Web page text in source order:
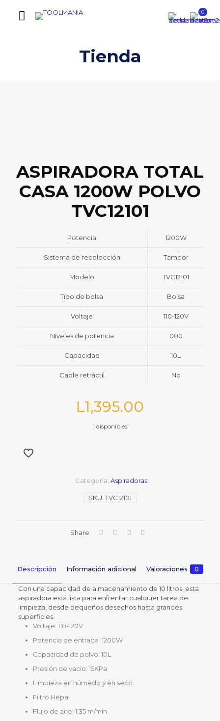
0
Tienda
ASPIRADORA TOTAL
CASA 1200W POLVO
TVC12101
Potencia 1200W
Sistema de recolección Tambor
Modelo TVC12101
Tipo de bolsa Bolsa
Voltaje 110-120V
Niveles de potencia 000
Capacidad 10L
Cable retráctil No
L1,395.00
1 disponibles
SKU:TVC12101
Categoría: Aspiradoras
Share
Descripción Información adicional Valoraciones 0
Con una capacidad de almacenamiento de 10 litros, esta
aspiradora está lista para enfrentar cualquier tarea de
limpieza, desde pequeños desechos hasta grandes
superficies.
Voltaje: 110-120V
Potencia de entrada: 1200W
Capacidad de polvo: 10L
Presión de vacío: 15KPa
Limpieza en húmedo y en seco
Filtro Hepa
Flujo de aire: 1,35 m/min